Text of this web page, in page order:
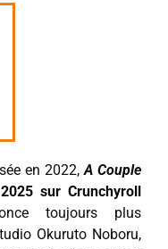
en 2022,A Couple
sur Crunchyroll
toujours plus
Okuruto Noboru,